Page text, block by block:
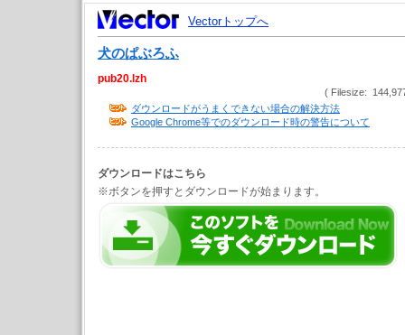
Vectorトップへ
犬のぱぶろふ
pub20.lzh
( Filesize:
ダウンロードがうまくできない場合の解決方法
Google Chrome等でのダウンロード時の警告について
ダウンロードはこちら
※ボタンを押すとダウンロードが始まります。